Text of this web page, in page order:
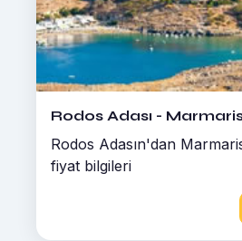
Rodos Adası -
Rodos Adasın'dan
fiyat bilgileri